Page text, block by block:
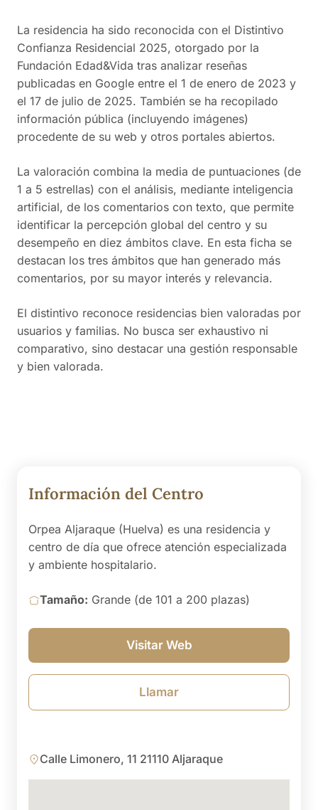
La residencia ha sido reconocida con el Distintivo
Confianza Residencial 2025, otorgado por la
Fundación Edad&Vida tras analizar reseñas
publicadas en Google entre el 1 de enero de 2023 y
el 17 de julio de 2025. También se ha recopilado
información pública (incluyendo imágenes)
procedente de su web y otros portales abiertos.
La valoración combina la media de puntuaciones (de
1 a 5 estrellas) con el análisis, mediante inteligencia
artificial, de los comentarios con texto, que permite
identificar la percepción global del centro y su
desempeño en diez ámbitos clave. En esta ficha se
destacan los tres ámbitos que han generado más
comentarios, por su mayor interés y relevancia.
El distintivo reconoce residencias bien valoradas por
usuarios y familias. No busca ser exhaustivo ni
comparativo, sino destacar una gestión responsable
y bien valorada.
Información del Centro
Orpea Aljaraque (Huelva) es una residencia y
centro de día que ofrece atención especializada
y ambiente hospitalario.
Tamaño: Grande (de 101 a 200 plazas)
Visitar Web
Llamar
Calle Limonero, 11 21110 Aljaraque